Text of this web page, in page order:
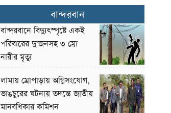
বান্দরবান
বান্দরবানে বিদ্যুৎস্পৃষ্টে একই
পরিবারের দু’জনসহ ৩ ম্রো
নারীর মৃত্যু
লামায় ম্রোপাড়ায় অগ্নিসংযোগ,
ভাঙচুরের ঘটনায় তদন্তে জাতীয়
মানবধিকার কমিশন